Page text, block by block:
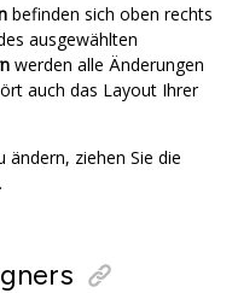
befinden sich oben rechts
ausgewählten
werden alle Änderungen
auch das Layout Ihrer
ändern, ziehen Sie die